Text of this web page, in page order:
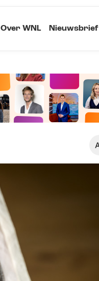
Over WNL Nieuwsbrief